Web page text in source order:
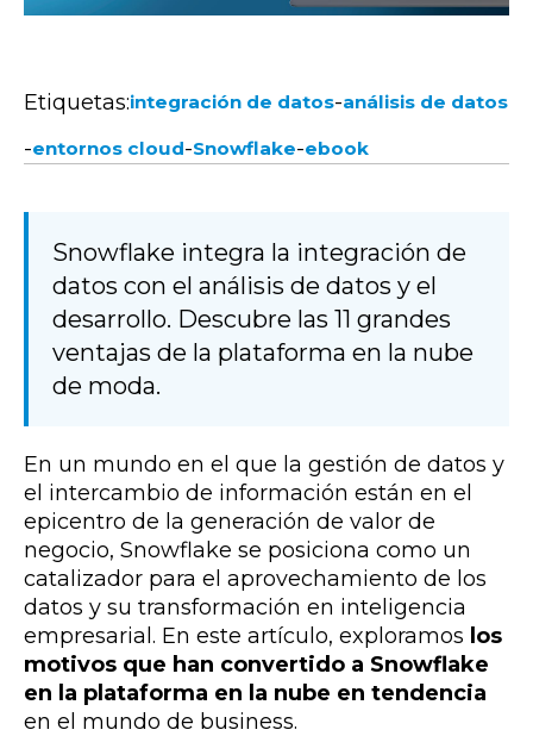
Etiquetas:integración de datos-análisis de datos
-entornos cloud-Snowflake-ebook
Snowflake integra la integración de
datos con el análisis de datos y el
desarrollo. Descubre las 11 grandes
ventajas de la plataforma en la nube
de moda.
En un mundo en el que la gestión de datos y
el intercambio de información están en el
epicentro de la generación de valor de
negocio, Snowflake se posiciona como un
catalizador para el aprovechamiento de los
datos y su transformación en inteligencia
empresarial. En este artículo, exploramos los
motivos que han convertido a Snowflake
en la plataforma en la nube en tendencia
en el mundo de business.